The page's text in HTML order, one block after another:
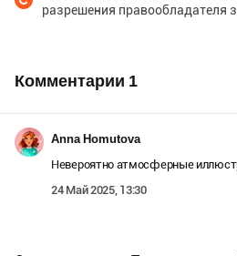
разрешения правообладателя
Комментарии 1
Anna Homutova
Невероятно атмосферные
24 Май 2025, 13:30